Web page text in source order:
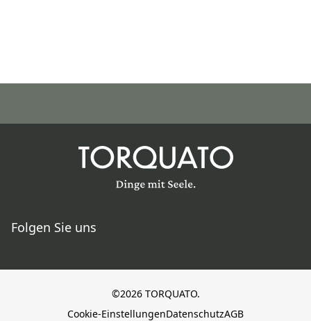
Folgen Sie uns
©2026 TORQUATO.
Cookie-EinstellungenDatenschutzAGB